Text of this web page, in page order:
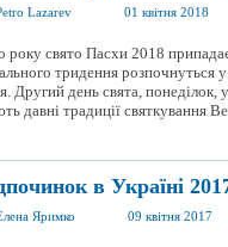
Lazarev 01 квітня 2018
року свято Пасхи 2018
тридення розпочнуться у
Другий день свята,
давні традиції святкування
в Україні
Яримко 09 квітня 2017